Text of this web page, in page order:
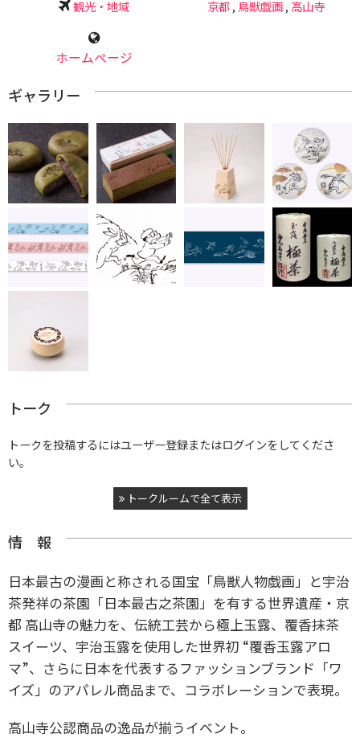
観光・地域 京都 , 鳥獣戯画, 高山寺
ホームページ
ギャラリー
トーク
トークを投稿するにはユーザー登録またはログインをしてくださ
い。
トークルームで全て表示
情 報
日本最古の漫画と称される国宝「鳥獣人物戯画」と宇治
茶発祥の茶園「日本最古之茶園」を有する世界遺産・京
都 高山寺の魅力を、伝統工芸から極上玉露、覆香抹茶
スイーツ、宇治玉露を使用した世界初 “覆香玉露アロ
マ”、さらに日本を代表するファッションブランド「ワ
イズ」のアパレル商品まで、コラボレーションで表現。
高山寺公認商品の逸品が揃うイベント。